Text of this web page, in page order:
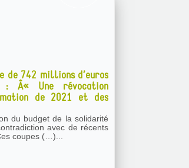
de 742 millions d’euros
Â« Une révocation
de 2021 et des
du budget de la solidarité
avec de récents
coupes (…)...